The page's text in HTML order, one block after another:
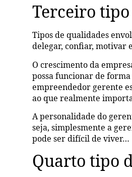
Terceiro
Tipos de qualidades
delegar, confiar, motivar
O crescimento da
possa funcionar de
empreendedor gerente
ao que realmente
A personalidade do
seja, simplesmente a
pode ser difícil de viver…
Quarto tipo